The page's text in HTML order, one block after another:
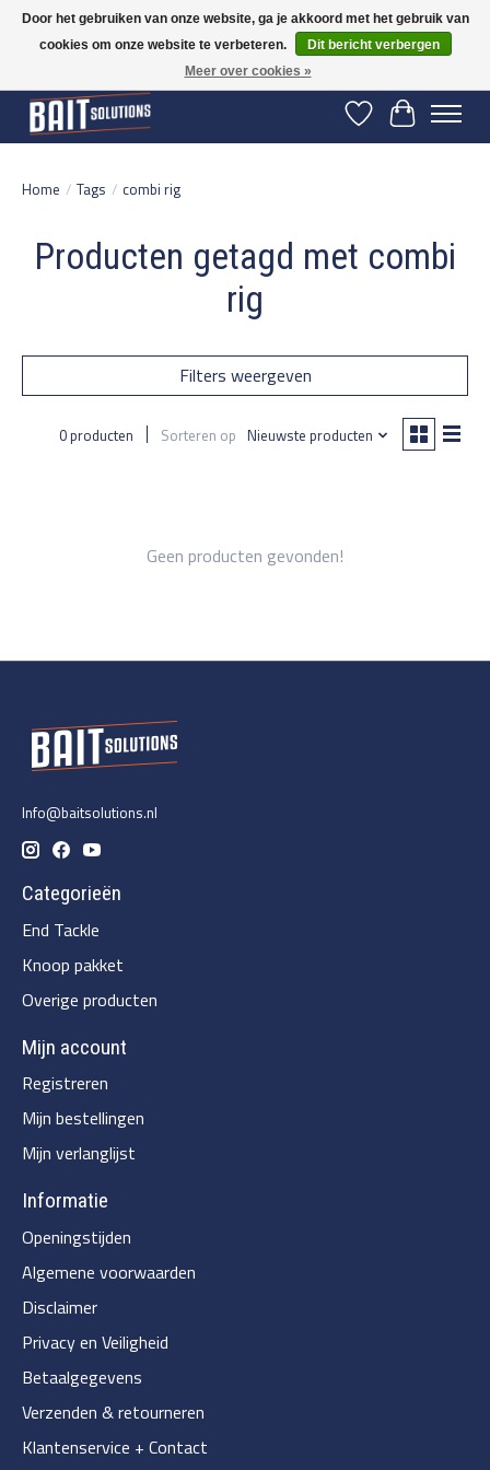
Gratis verzending vanaf 50 euro binnen NL | Op voorraad binnen 2-5 werkdagen
verzonden | België vanaf 70 euro gratis verzonden
Verlanglijst
Home / Tags / combi rig
Producten getagd met combi
rig
Filters weergeven
0 producten Sorteren op Nieuwste producten
Geen producten gevonden!
Info@baitsolutions.nl
Categorieën
End Tackle
Knoop pakket
Overige producten
Mijn account
Registreren
Mijn bestellingen
Mijn verlanglijst
Informatie
Openingstijden
Algemene voorwaarden
Disclaimer
Privacy en Veiligheid
Betaalgegevens
Verzenden & retourneren
Klantenservice + Contact
Door het gebruiken van onze website, ga je akkoord met het gebruik van
cookies om onze website te verbeteren.
Dit bericht verbergen
Meer over cookies »